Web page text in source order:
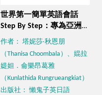
世界第一簡單英語會話
Step By Step：專為亞洲人
編寫的英語會話（附
「Youtor App」內含VRP
虛擬點讀筆）
作者： 塔妮莎‧秋恩朋
（Thanisa Choombala）、婫拉
媞妲．侖樂昂葛雅
（Kunlathida Rungrueangkiat）
出版社： 懶鬼子英日語